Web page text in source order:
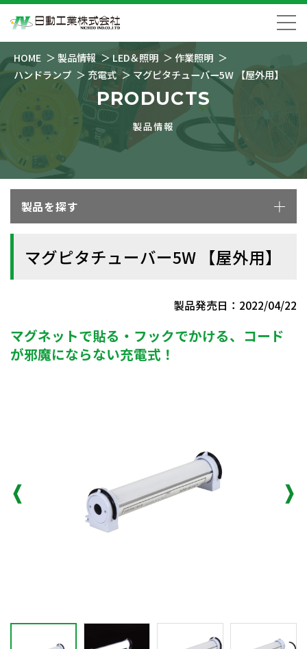
HOME 製品情報 LED＆照明
作業照明
ハンドランプ
充電式 マグピタチューバー5W 【屋外用】
PRODUCTS
製品情報
製品を探す
マグピタチューバー5W 【屋外用】
製品発売日：2022/04/22
マグネットで貼る・フックでかける、コード
が邪魔にならない充電式！